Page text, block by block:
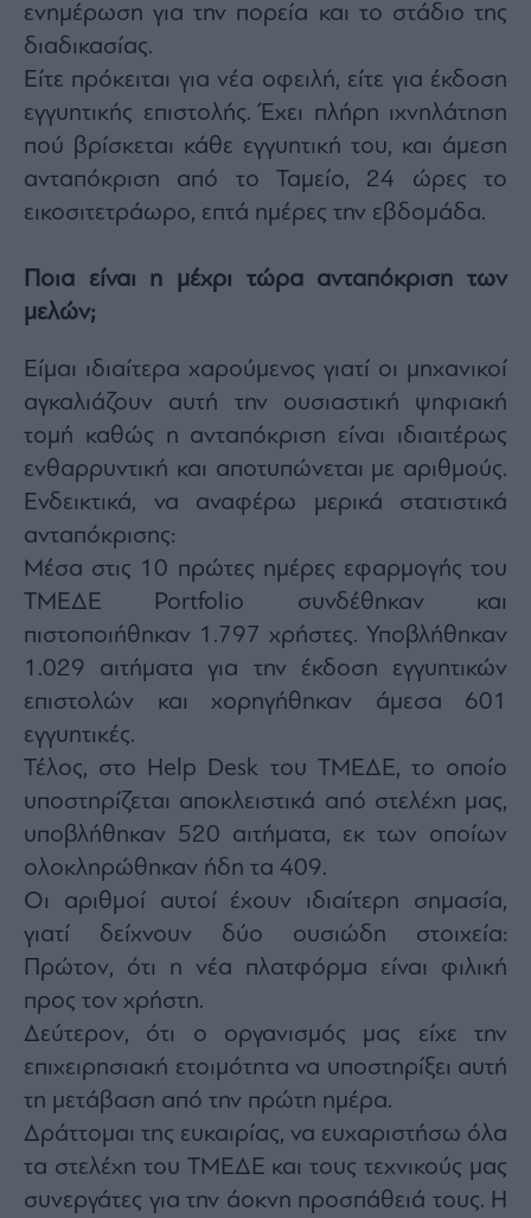
ενημέρωση για την πορεία και το στάδιο της
διαδικασίας.
Είτε πρόκειται για νέα οφειλή, είτε για έκδοση
εγγυητικής επιστολής. Έχει πλήρη ιχνηλάτηση
πού βρίσκεται κάθε εγγυητική του, και άμεση
ανταπόκριση από το Ταμείο, 24 ώρες το
εικοσιτετράωρο, επτά ημέρες την εβδομάδα.
Ποια είναι η μέχρι τώρα ανταπόκριση των
μελών;
Είμαι ιδιαίτερα χαρούμενος γιατί οι μηχανικοί
αγκαλιάζουν αυτή την ουσιαστική ψηφιακή
τομή καθώς η ανταπόκριση είναι ιδιαιτέρως
ενθαρρυντική και αποτυπώνεται με αριθμούς.
Ενδεικτικά, να αναφέρω μερικά στατιστικά
ανταπόκρισης:
Μέσα στις 10 πρώτες ημέρες εφαρμογής του
ΤΜΕΔΕ Portfolio συνδέθηκαν και
πιστοποιήθηκαν 1.797 χρήστες. Υποβλήθηκαν
1.029 αιτήματα για την έκδοση εγγυητικών
επιστολών και χορηγήθηκαν άμεσα 601
εγγυητικές.
Τέλος, στο Help Desk του ΤΜΕΔΕ, το οποίο
υποστηρίζεται αποκλειστικά από στελέχη μας,
υποβλήθηκαν 520 αιτήματα, εκ των οποίων
ολοκληρώθηκαν ήδη τα 409.
Οι αριθμοί αυτοί έχουν ιδιαίτερη σημασία,
γιατί δείχνουν δύο ουσιώδη στοιχεία:
Πρώτον, ότι η νέα πλατφόρμα είναι φιλική
προς τον χρήστη.
Δεύτερον, ότι ο οργανισμός μας είχε την
επιχειρησιακή ετοιμότητα να υποστηρίξει αυτή
τη μετάβαση από την πρώτη ημέρα.
Δράττομαι της ευκαιρίας, να ευχαριστήσω όλα
τα στελέχη του ΤΜΕΔΕ και τους τεχνικούς μας
συνεργάτες για την άοκνη προσπάθειά τους. Η